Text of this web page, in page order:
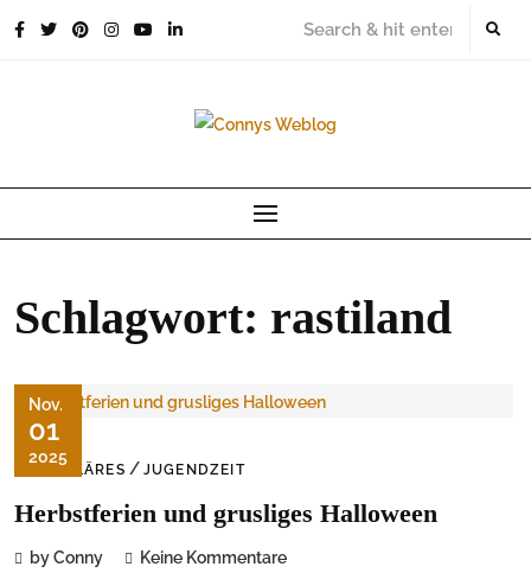
Schlagwort: rastiland
Nov.
01
2025
FAMILÄRES / JUGENDZEIT
Herbstferien und grusliges Halloween
by Conny Keine Kommentare